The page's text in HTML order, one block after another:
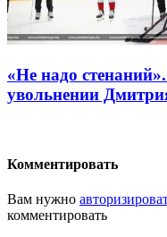
«Не надо
увольнении
Комментировать
Вам нужно
комментировать